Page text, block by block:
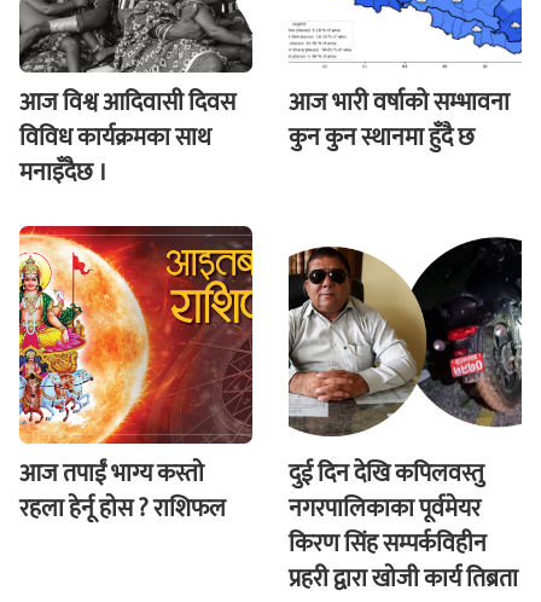
आज विश्व आदिवासी दिवस
विविध कार्यक्रमका साथ
मनाइँदैछ ।
आज भारी वर्षाको सम्भावना
कुन कुन स्थानमा हुँदै छ
आज तपाईं भाग्य कस्ताे
रहला हेर्नू हाेस ? राशिफल
दुई दिन देखि कपिलवस्तु
नगरपालिकाका पूर्वमेयर
किरण सिंह सम्पर्कविहीन
प्रहरी द्वारा खाेजी कार्य तिब्रता